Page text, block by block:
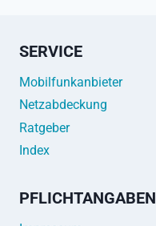
SERVICE
Mobilfunkanbieter
Netzabdeckung
Ratgeber
Index
PFLICHTANGABEN